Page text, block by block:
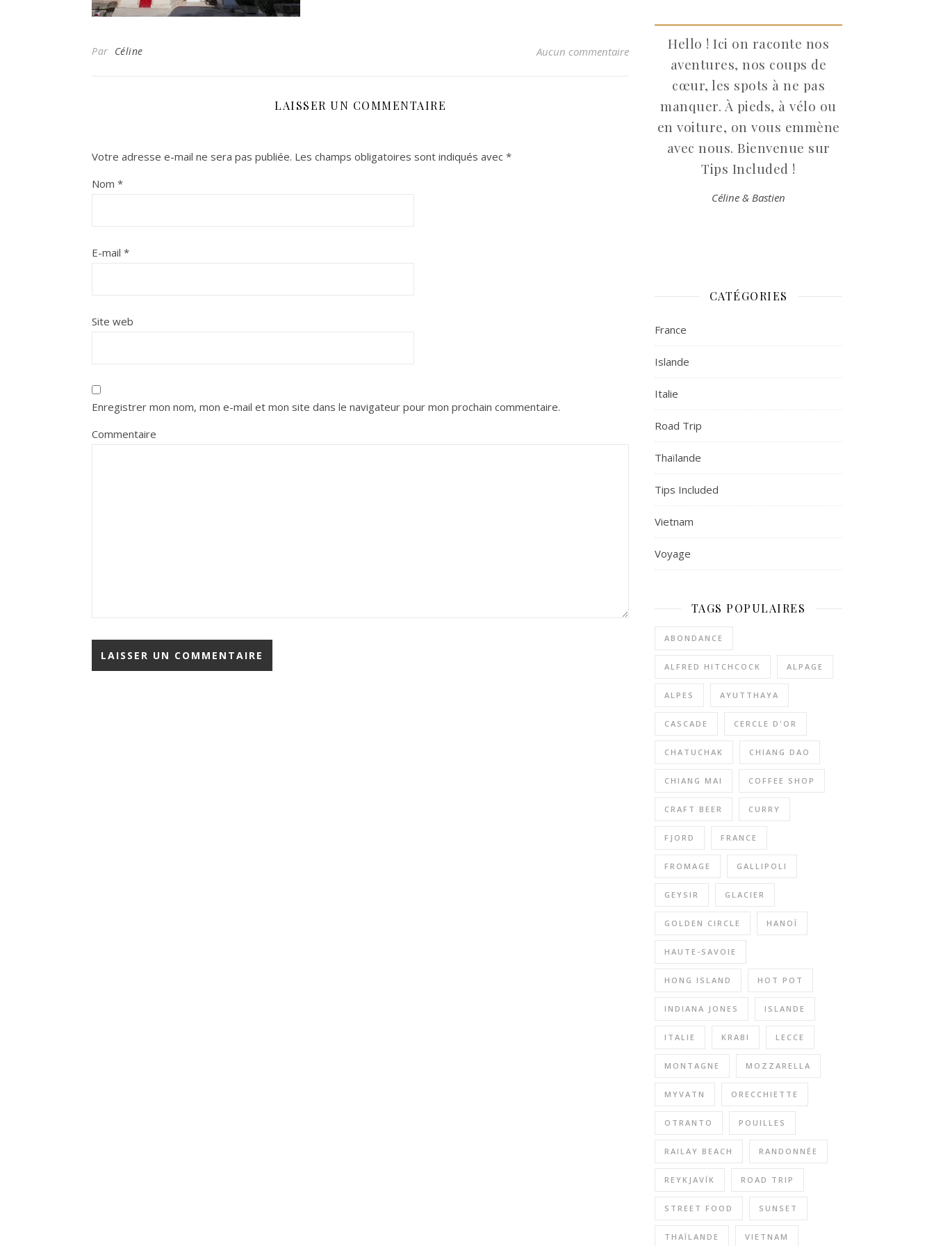
Par Céline Aucun commentaire
LAISSER UN COMMENTAIRE
Votre adresse e-mail ne sera pas publiée. Les champs obligatoires sont indiqués avec *
Nom *
E-mail *
Site web
Enregistrer mon nom, mon e-mail et mon site dans le navigateur pour mon prochain commentaire.
Commentaire
Hello ! Ici on raconte nos
aventures, nos coups de
cœur, les spots à ne pas
manquer. À pieds, à vélo ou
en voiture, on vous emmène
avec nous. Bienvenue sur
Tips Included !
Céline & Bastien
CATÉGORIES
France
Islande
Italie
Road Trip
Thaïlande
Tips Included
Vietnam
Voyage
TAGS POPULAIRES
ABONDANCE
ALFRED HITCHCOCK ALPAGE
ALPES AYUTTHAYA
CASCADE CERCLE D'OR
CHATUCHAK CHIANG DAO
CHIANG MAI COFFEE SHOP
CRAFT BEER CURRY
FJORD FRANCE
FROMAGE GALLIPOLI
GEYSIR GLACIER
GOLDEN CIRCLE HANOÏ
HAUTE-SAVOIE
HONG ISLAND HOT POT
INDIANA JONES ISLANDE
ITALIE KRABI LECCE
MONTAGNE MOZZARELLA
MYVATN ORECCHIETTE
OTRANTO POUILLES
RAILAY BEACH RANDONNÉE
REYKJAVÍK ROAD TRIP
STREET FOOD SUNSET
THAÏLANDE VIETNAM